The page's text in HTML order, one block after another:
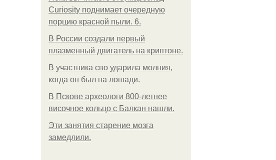
Curiosity поднимает очередную
порцию красной пыли. 6.
В России создали первый
плазменный двигатель на криптоне.
В участника сво ударила молния,
когда он был на лошади.
В Пскове археологи 800-летнее
височное кольцо с Балкан нашли.
Эти занятия старение мозга
замедлили.